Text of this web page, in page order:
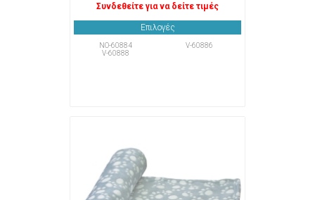
Συνδεθείτε για να δείτε τιμές
Επιλογές
NO-60884
V-60886
V-60888